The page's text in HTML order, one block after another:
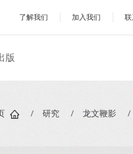
了解我们 加入我们 联
版
/ 研究 / 龙文鞭影 /